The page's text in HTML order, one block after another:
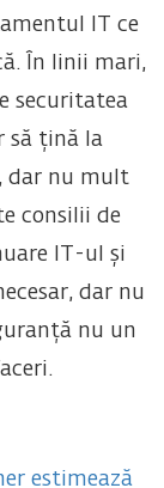
IT ce
În linii mari,
securitatea
să țină la
dar nu mult
consilii de
IT-ul și
dar nu
nu un
estimează